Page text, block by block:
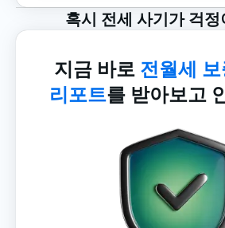
혹시 전세 사기가 걱
지금 바로 전월세
리포트를 받아보고